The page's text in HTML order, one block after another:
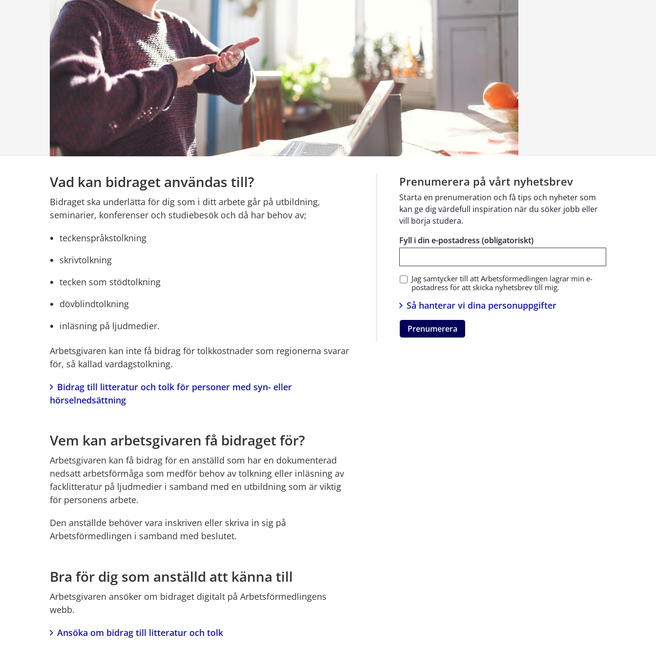
Vad kan bidraget användas till?
Bidraget ska underlätta för dig som i ditt arbete går på utbildning,
seminarier, konferenser och studiebesök och då har behov av;
teckenspråkstolkning
skrivtolkning
tecken som stödtolkning
dövblindtolkning
inläsning på ljudmedier.
Arbetsgivaren kan inte få bidrag för tolkkostnader som regionerna svarar
för, så kallad vardagstolkning.
Bidrag till litteratur och tolk för personer med syn- eller
hörselnedsättning
Vem kan arbetsgivaren få bidraget för?
Arbetsgivaren kan få bidrag för en anställd som har en dokumenterad
nedsatt arbetsförmåga som medför behov av tolkning eller inläsning av
facklitteratur på ljudmedier i samband med en utbildning som är viktig
för personens arbete.
Den anställde behöver vara inskriven eller skriva in sig på
Arbetsförmedlingen i samband med beslutet.
Bra för dig som anställd att känna till
Arbetsgivaren ansöker om bidraget digitalt på Arbetsförmedlingens
webb.
Ansöka om bidrag till litteratur och tolk
Prenumerera på vårt nyhetsbrev
Starta en prenumeration och få tips och nyheter som
kan ge dig värdefull inspiration när du söker jobb eller
vill börja studera.
Fyll i din e-postadress (obligatoriskt)
Jag samtycker till att Arbetsförmedlingen lagrar min e-
postadress för att skicka nyhetsbrev till mig.
Så hanterar vi dina personuppgifter
Prenumerera